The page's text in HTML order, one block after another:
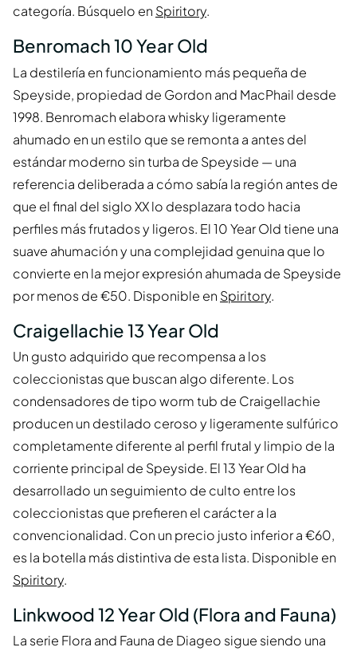
categoría. Búsquelo en Spiritory.
Benromach 10 Year Old
La destilería en funcionamiento más pequeña de
Speyside, propiedad de Gordon and MacPhail desde
1998. Benromach elabora whisky ligeramente
ahumado en un estilo que se remonta a antes del
estándar moderno sin turba de Speyside — una
referencia deliberada a cómo sabía la región antes de
que el final del siglo XX lo desplazara todo hacia
perfiles más frutados y ligeros. El 10 Year Old tiene una
suave ahumación y una complejidad genuina que lo
convierte en la mejor expresión ahumada de Speyside
por menos de €50. Disponible en Spiritory.
Craigellachie 13 Year Old
Un gusto adquirido que recompensa a los
coleccionistas que buscan algo diferente. Los
condensadores de tipo worm tub de Craigellachie
producen un destilado ceroso y ligeramente sulfúrico
completamente diferente al perfil frutal y limpio de la
corriente principal de Speyside. El 13 Year Old ha
desarrollado un seguimiento de culto entre los
coleccionistas que prefieren el carácter a la
convencionalidad. Con un precio justo inferior a €60,
es la botella más distintiva de esta lista. Disponible en
Spiritory.
Linkwood 12 Year Old (Flora and Fauna)
La serie Flora and Fauna de Diageo sigue siendo una